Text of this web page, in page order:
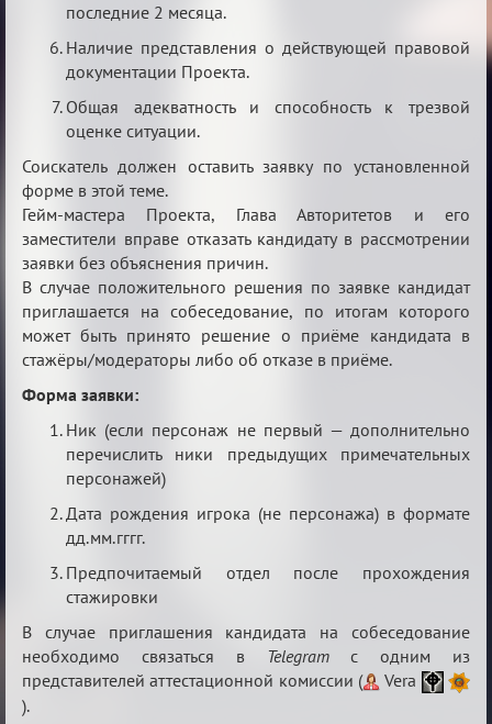
последние 2 месяца.
Наличие представления о действующей правовой
документации Проекта.
Общая адекватность и способность к трезвой
оценке ситуации.
Соискатель должен оставить заявку по установленной
форме в этой теме.
Гейм-мастера Проекта, Глава Авторитетов и его
заместители вправе отказать кандидату в рассмотрении
заявки без объяснения причин.
В случае положительного решения по заявке кандидат
приглашается на собеседование, по итогам которого
может быть принято решение о приёме кандидата в
стажёры/модераторы либо об отказе в приёме.
Форма заявки:
Ник (если персонаж не первый — дополнительно
перечислить ники предыдущих примечательных
персонажей)
Дата рождения игрока (не персонажа) в формате
дд.мм.гггг.
Предпочитаемый отдел после прохождения
стажировки
В случае приглашения кандидата на собеседование
необходимо связаться в
Telegramс одним из
представителей аттестационной комиссии (
Vera
).